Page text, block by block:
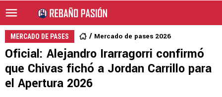
MERCADO DE PASES Mercado de pases 2026
Oficial: Alejandro Irarragorri confirmó
que Chivas fichó a Jordan Carrillo para
el Apertura 2026